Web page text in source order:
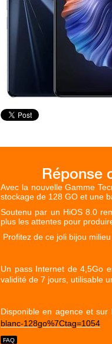
Avec la nouvelle Gamme
stockage de 128 GO et une
Soutenu par un HiOS 8.0
plus les attentes pour
Profitez de ce joli bijou
Un pass Internet de 4,5Go
validité de 7 jours, utilisable
Disponible en agence et
blanc-128go%7Ctag=1054